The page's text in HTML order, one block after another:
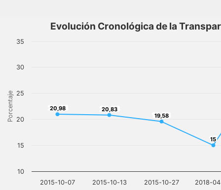
Porcentaje
Evolución Cronológica de la
20,98
20,98 20,83
20,83
19,58
19,58
15
15
2015-10-07 2015-10-13 2015-10-27 2018-
10
15
20
25
30
35